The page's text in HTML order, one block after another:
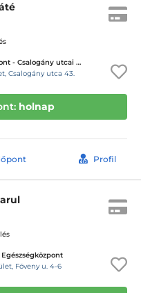
Budai Egészségközpont - Csalogány utcai magánrendelők
Csalogány utca 43.
holnap
Profil
Föveny u. 4-6